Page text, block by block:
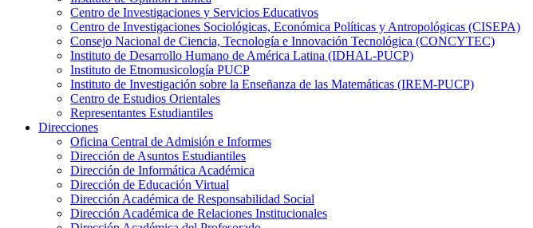
Centro de Investigaciones y Servicios Educativos
Centro de Investigaciones Sociológicas, Económica Políticas y Antropológicas (CISEPA)
Consejo Nacional de Ciencia, Tecnología e Innovación Tecnológica (CONCYTEC)
Instituto de Desarrollo Humano de América Latina (IDHAL-PUCP)
Instituto de Etnomusicología PUCP
Instituto de Investigación sobre la Enseñanza de las Matemáticas (IREM-PUCP)
Centro de Estudios Orientales
Representantes Estudiantiles
Direcciones
Oficina Central de Admisión e Informes
Dirección de Asuntos Estudiantiles
Dirección de Informática Académica
Dirección de Educación Virtual
Dirección Académica de Responsabilidad Social
Dirección Académica de Relaciones Institucionales